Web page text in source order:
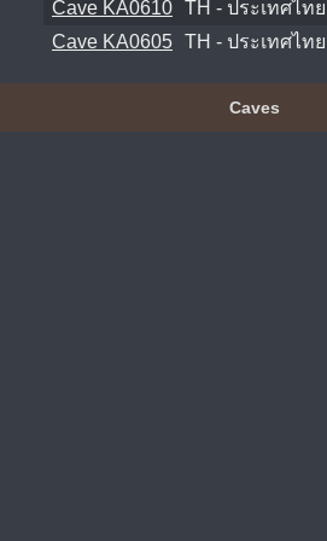
Cave KA0610 TH - ประเทศไทย
Cave KA0605 TH - ประเทศไทย
Caves